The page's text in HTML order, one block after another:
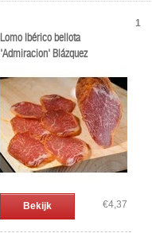
Lomo Ibérico bellota
'Admiracion' Blázquez
Bekijk €4,37
1